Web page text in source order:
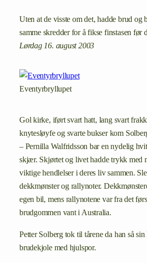
Uten at de visste om det, hadde brud og
samme skredder for å fikse finstasen før
Lørdag 16. august 2003
Eventyrbryllupet
Gol kirke, iført svart hatt, lang svart
knytesløyfe og svarte bukser kom
– Pernilla Walfridsson bar en nydelig
skjær. Skjørtet og livet hadde trykk med
viktige hendlelser i deres liv sammen.
dekkmønster og rallynoter.
egen bil, mens rallynotene var fra det
brudgommen vant i Australia.
Petter Solberg tok til tårene da han så
brudekjole med hjulspor.